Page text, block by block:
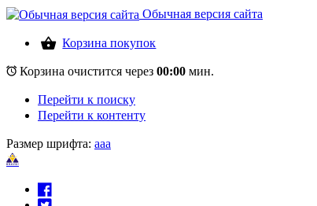
Обычная версия сайта
Корзина покупок
Корзина очистится через 00:00 мин.
Перейти к поиску
Перейти к контенту
Размер шрифта: aaa